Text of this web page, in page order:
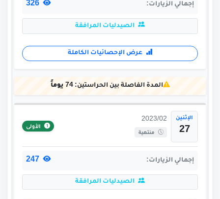
إجمالي الزيارات:
الصيدليات المرافقة
عرض الإحصائيات الكاملة
المدة الفاصلة بين الحراستين:74 يوماً
الإثنين
27
2023/02
منتهية
الأولى
إجمالي الزيارات:
الصيدليات المرافقة